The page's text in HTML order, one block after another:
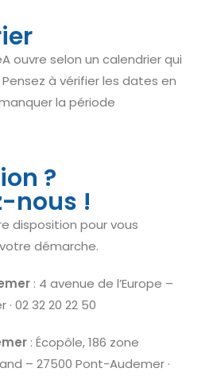
ouvre selon un calendrier qui
à vérifier les dates en
la période
?
nous !
disposition pour vous
démarche.
: 4 avenue de l’Europe –
02 32 20 22 50
: Écopôle, 186 zone
– 27500 Pont-Audemer ·